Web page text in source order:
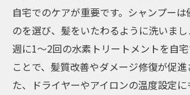
自宅でのケアが重要です。シャンプー
のを選び、髪をいたわるように洗いまし
週に1〜2回の水素トリートメントを自
ことで、髪質改善やダメージ修復が促進
た、ドライヤーやアイロンの温度設定